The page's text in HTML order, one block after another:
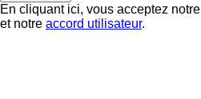
En cliquant ici, vous acceptez notre
et notre accord utilisateur.